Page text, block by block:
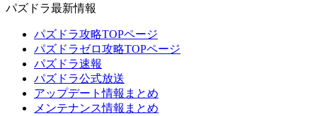
パズドラ最新情報
パズドラ攻略TOPページ
パズドラゼロ攻略TOPページ
パズドラ速報
パズドラ公式放送
アップデート情報まとめ
メンテナンス情報まとめ